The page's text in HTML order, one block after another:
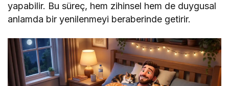
yapabilir. Bu süreç, hem zihinsel hem de duygusal
anlamda bir yenilenmeyi beraberinde getirir.